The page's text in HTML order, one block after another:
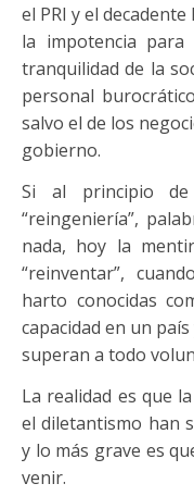
el PRI y el
la impotencia
tranquilidad de la
personal
salvo el de los
gobierno.
Si al principio
“reingeniería”,
nada, hoy la
“reinventar”,
harto conocidas
capacidad en un
superan a todo
La realidad es que
el diletantismo han
y lo más grave es
venir.